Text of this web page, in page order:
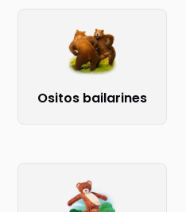
Ositos bailarines